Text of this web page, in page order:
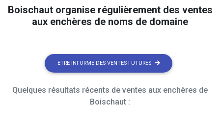
Boischaut organise régulièrement des ventes
aux enchères de noms de domaine
ETRE INFORMÉ DES VENTES FUTURES
Quelques résultats récents de ventes aux enchères de
Boischaut :